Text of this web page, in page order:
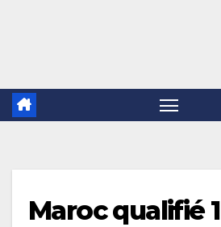
Maroc qualifié 1